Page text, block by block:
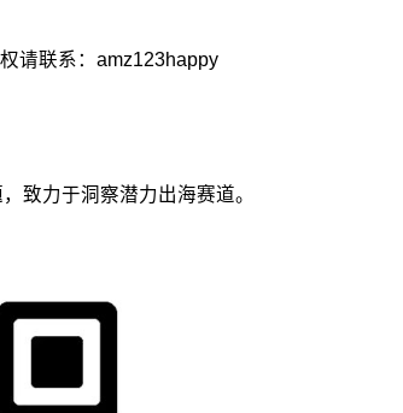
请联系：amz123happy
致力于洞察潜力出海赛道。